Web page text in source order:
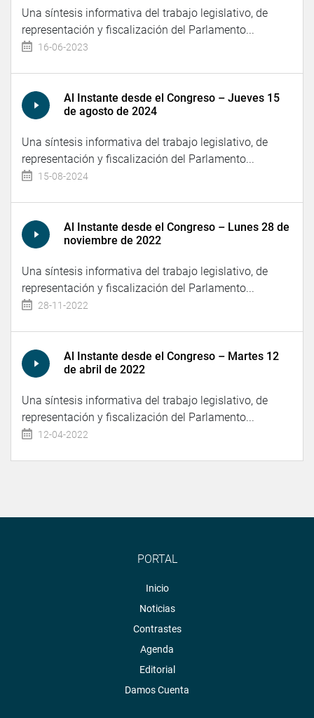
Una síntesis informativa del trabajo legislativo, de
representación y fiscalización del Parlamento...
16-06-2023
Al Instante desde el Congreso – Jueves 15
de agosto de 2024
Una síntesis informativa del trabajo legislativo, de
representación y fiscalización del Parlamento...
15-08-2024
Al Instante desde el Congreso – Lunes 28 de
noviembre de 2022
Una síntesis informativa del trabajo legislativo, de
representación y fiscalización del Parlamento...
28-11-2022
Al Instante desde el Congreso – Martes 12
de abril de 2022
Una síntesis informativa del trabajo legislativo, de
representación y fiscalización del Parlamento...
12-04-2022
PORTAL
Inicio
Noticias
Contrastes
Agenda
Editorial
Damos Cuenta